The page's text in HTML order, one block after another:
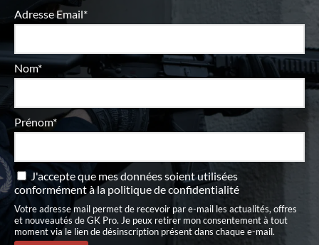
Adresse Email*
Nom*
Prénom*
J'accepte que mes données soient utilisées
conformément àla politique de confidentialité
Votre adresse mail permet de recevoir par e-mail les actualités, offres
et nouveautés de GK Pro. Je peux retirer mon consentement à tout
moment via le lien de désinscription présent dans chaque e-mail.